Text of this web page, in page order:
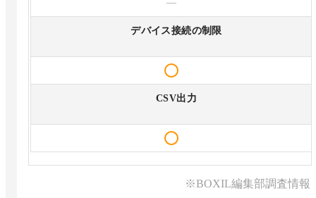
—
デバイス接続の制限
CSV出力
※BOXIL編集部調査情報